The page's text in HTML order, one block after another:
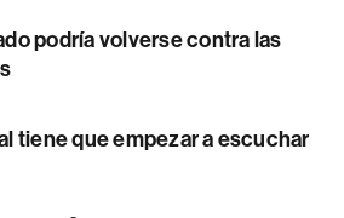
podría volverse contra las
tiene que empezar a escuchar